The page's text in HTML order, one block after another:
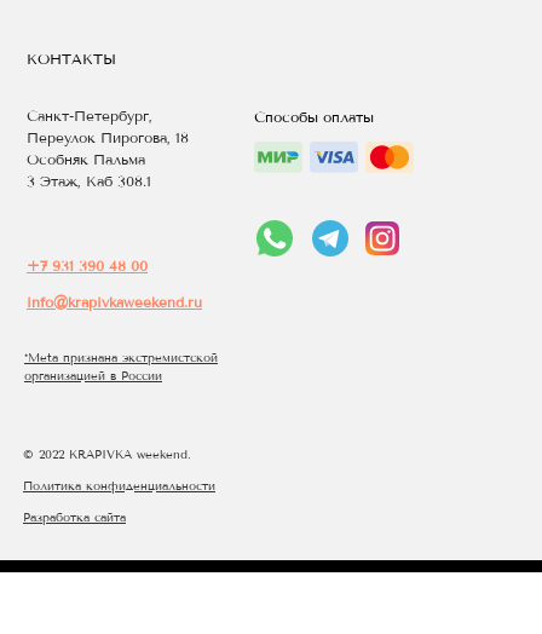
Способы оплаты
© 2022 KRAPIVKA weekend.
Политика конфиденциальности
Разработка сайта
Санкт-Петербург,
Переулок Пирогова, 18
Особняк Пальма
3 Этаж, Каб 308.1
+7 931 390 48 00
КОНТАКТЫ
info@krapivkaweekend.ru
*Meta признана экстремистcкой
организацией в России